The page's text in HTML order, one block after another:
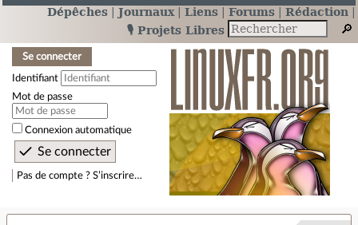
Dépêches Journaux Liens Forums
Rédaction
🎙️ Projets Libres
Se connecter
Identifiant
Mot de passe
Connexion automatique
Pas de compte ? S’inscrire…